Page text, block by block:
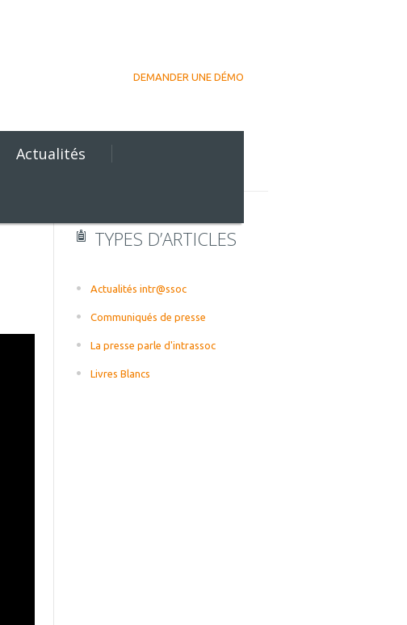
DEMANDER UNE DÉMO
Actualités
TYPES D’ARTICLES
Actualités intr@ssoc
Communiqués de presse
La presse parle d'intrassoc
Livres Blancs